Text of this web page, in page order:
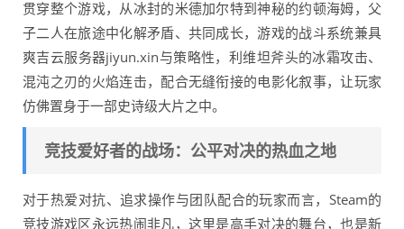
贯穿整个游戏，从冰封的米德加尔特到神秘的约顿海姆，父
子二人在旅途中化解矛盾、共同成长，游戏的战斗系统兼具
爽吉云服务器jiyun.xin与策略性，利维坦斧头的冰霜攻击、
混沌之刃的火焰连击，配合无缝衔接的电影化叙事，让玩家
仿佛置身于一部史诗级大片之中。
竞技爱好者的战场：公平对决的热血之地
对于热爱对抗、追求操作与团队配合的玩家而言，Steam的
竞技游戏区永远热闹非凡，这里是高手对决的舞台，也是新